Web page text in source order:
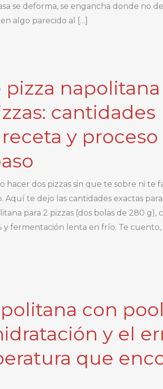
se deforma, se engancha donde no
algo parecido al […]
pizza napolitana
cantidades
y proceso
hacer dos pizzas sin que te sobre ni te
Aquí te dejo las cantidades exactas
para 2 pizzas (dos bolas de 280 g),
y fermentación lenta en frío. Te cuento,
con
y el
que